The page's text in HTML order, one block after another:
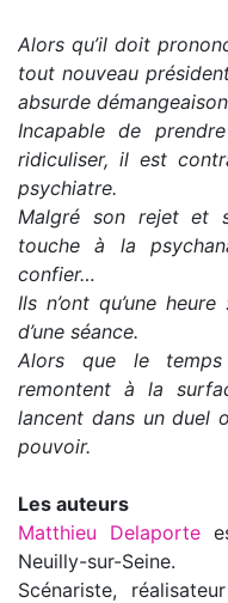
Alors qu’il doit
tout nouveau
absurde
Incapable de
ridiculiser, il est
psychiatre.
Malgré son rejet et
touche à la
confier…
Ils n’ont qu’une
d’une séance.
Alors que le
remontent à la
lancent dans un duel
pouvoir.
Les auteurs
Matthieu Delaporte
Neuilly-sur-Seine.
Scénariste,